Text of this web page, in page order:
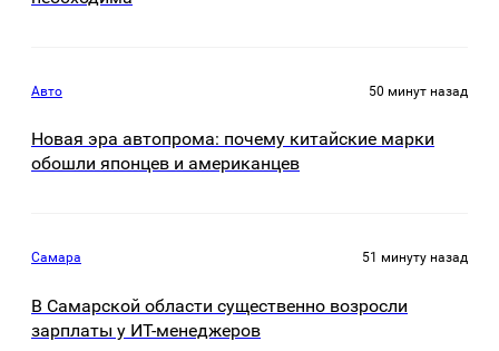
Авто 50 минут назад
Новая эра автопрома: почему китайские марки
обошли японцев и американцев
Самара 51 минуту назад
В Самарской области существенно возросли
зарплаты у ИТ-менеджеров